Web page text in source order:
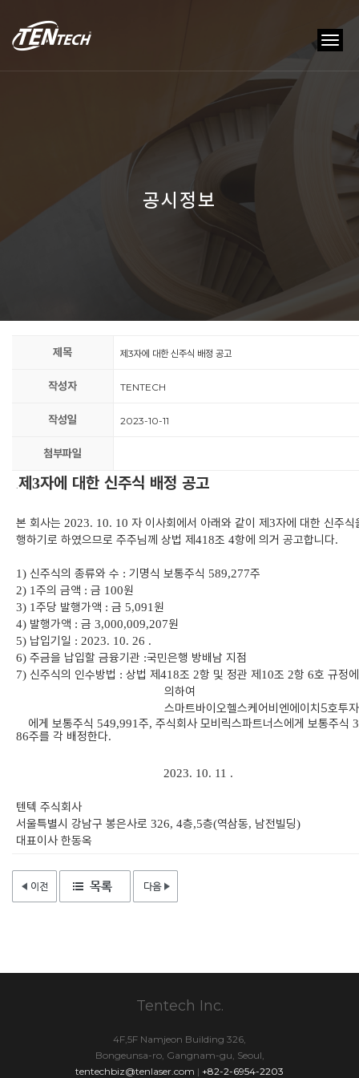
공시정보
제목 제3자에 대한 신주식 배정 공고
작성자 TENTECH
작성일 2023-10-11
첨부파일
제3자에 대한 신주식 배정 공고
본 회사는 2023. 10. 10 자 이사회에서 아래와 같이 제3자에 대한 신주식
행하기로 하였으므로 주주님께 상법 제418조 4항에 의거 공고합니다.
1) 신주식의 종류와 수 : 기명식 보통주식 589,277주
2) 1주의 금액 : 금 100원
3) 1주당 발행가액 : 금 5,091 원
4) 발행가액 : 금 3,000,009,207원
5) 납입기일 : 2023. 10. 26 .
6) 주금을 납입할 금융기관 :국민은행 방배남 지점
7) 신주식의 인수방법 : 상법 제418조 2항 및 정관 제10조 2항 6호 규정에
의하여
스마트바이오헬스케어비엔에이치5호투
에게 보통주식 549,991주, 주식회사 모비릭스파트너스에게 보통주식
86주를 각 배정한다.
2023. 10. 11 .
텐텍 주식회사
서울특별시 강남구 봉은사로 326, 4층,5층(역삼동, 남전빌딩)
대표이사 한동옥
Tentech Inc.
4F,5F Namjeon Building 326,
Bongeunsa-ro, Gangnam-gu, Seoul,
tentechbiz@tenlaser.com | +82-2-6954-2203